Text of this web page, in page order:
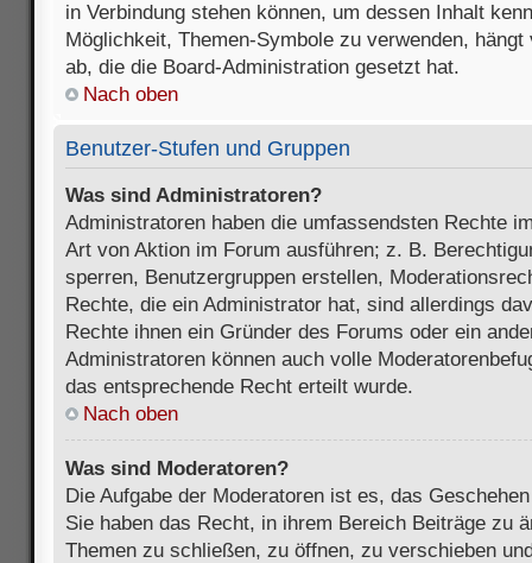
in Verbindung stehen können, um dessen Inhalt
Möglichkeit, Themen-Symbole zu verwenden,
ab, die die Board-Administration gesetzt hat.
Nach oben
Benutzer-Stufen und Gruppen
Was sind Administratoren?
Administratoren haben die umfassendsten Rechte
Art von Aktion im Forum ausführen; z. B.
sperren, Benutzergruppen erstellen,
Rechte, die ein Administrator hat, sind allerdings
Rechte ihnen ein Gründer des Forums oder ein
Administratoren können auch volle
das entsprechende Recht erteilt wurde.
Nach oben
Was sind Moderatoren?
Die Aufgabe der Moderatoren ist es, das
Sie haben das Recht, in ihrem Bereich Beiträge zu
Themen zu schließen, zu öffnen, zu verschieben